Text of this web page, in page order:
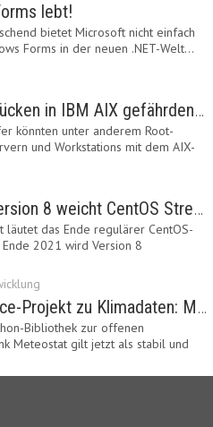
lebt!
bietet Microsoft nicht einfach
Forms in der neuen .NET-Welt…
Kritische Lücken in IBM AIX gefährden Server
könnten unter anderem Root-
und Workstations mit dem AIX-
CentOS: Version 8 weicht CentOS Stream
läutet das Ende regulärer CentOS-
Ende 2021 wird Version 8
Open-Source-Projekt zu Klimadaten: Meteostat Python Library 1.0 erschienen
Bibliothek zur offenen
Meteostat gilt jetzt als stabil und